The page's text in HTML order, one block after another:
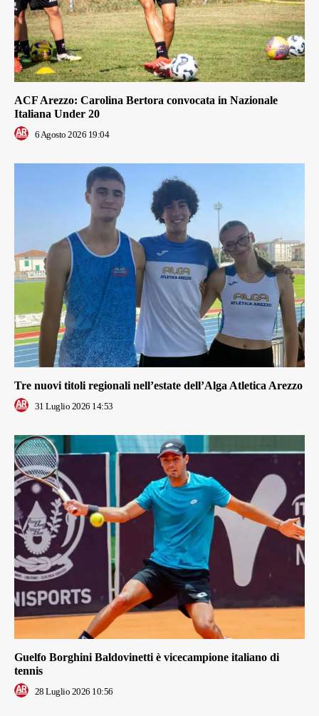
ACF Arezzo: Carolina Bertora convocata in Nazionale
Italiana Under 20
6 Agosto 2026 19:04
Tre nuovi titoli regionali nell’estate dell’Alga Atletica Arezzo
31 Luglio 2026 14:53
Guelfo Borghini Baldovinetti è vicecampione italiano di
tennis
28 Luglio 2026 10:56